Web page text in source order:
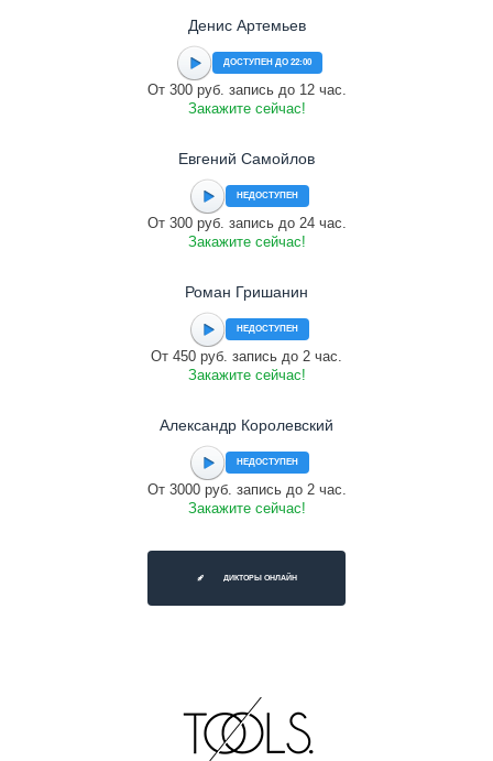
Денис Артемьев
ДОСТУПЕН ДО 22:00
От 300 руб. запись до 12 час.
Закажите сейчас!
Евгений Самойлов
НЕДОСТУПЕН
От 300 руб. запись до 24 час.
Закажите сейчас!
Роман Гришанин
НЕДОСТУПЕН
От 450 руб. запись до 2 час.
Закажите сейчас!
Александр Королевский
НЕДОСТУПЕН
От 3000 руб. запись до 2 час.
Закажите сейчас!
ДИКТОРЫ ОНЛАЙН